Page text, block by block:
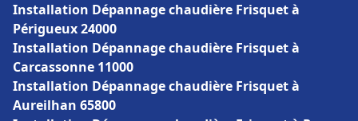
Installation Dépannage chaudière Frisquet à
Périgueux 24000
Installation Dépannage chaudière Frisquet à
Carcassonne 11000
Installation Dépannage chaudière Frisquet à
Aureilhan 65800